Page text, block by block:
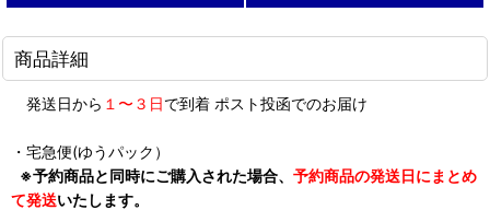
商品詳細
発送日から １〜３日で到着 ポスト投函でのお届け
・宅急便(ゆうパック）
※予約商品と同時にご購入された場合、 予約商品の発送日にまとめ
て発送いたします。